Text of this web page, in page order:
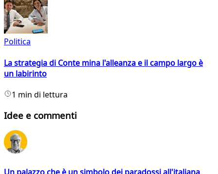
Politica
La strategia di Conte mina l'alleanza e il campo largo è
un labirinto
1 min di lettura
Idee e commenti
Un palazzo che è un simbolo dei paradossi all'italiana